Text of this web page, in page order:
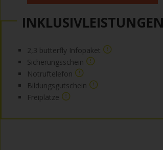
2,3 butterfly Infopaket
Sicherungsschein
Notruftelefon
Bildungsgutschein
Freiplätze